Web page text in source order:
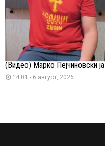
(Видео) Марко Пејчиновски
14:01 - 6 август, 2026